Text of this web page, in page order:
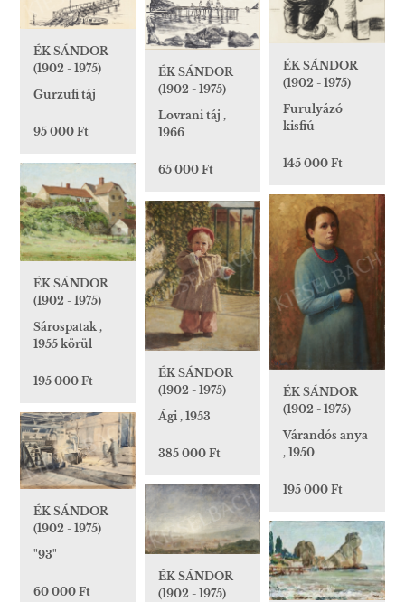
ÉK SÁNDOR
(1902 - 1975)
Furulyázó
kisfiú
145 000 Ft
ÉK SÁNDOR
(1902 - 1975)
Gurzufi táj
95 000 Ft
ÉK SÁNDOR
(1902 - 1975)
Lovrani táj ,
1966
65 000 Ft
ÉK SÁNDOR
(1902 - 1975)
Sárospatak ,
1955 körül
195 000 Ft
ÉK SÁNDOR
(1902 - 1975)
Várandós anya
, 1950
195 000 Ft
ÉK SÁNDOR
(1902 - 1975)
Ági , 1953
385 000 Ft
ÉK SÁNDOR
(1902 - 1975)
"93"
60 000 Ft
ÉK SÁNDOR
(1902 - 1975)